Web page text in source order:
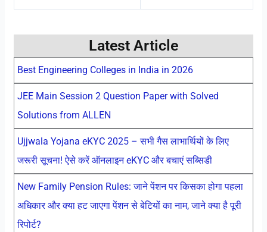
Latest Article
Best Engineering Colleges in India in 2026
JEE Main Session 2 Question Paper with Solved
Solutions from ALLEN
Ujjwala Yojana eKYC 2025 – सभी गैस लाभार्थियों के लिए
जरूरी सूचना! ऐसे करें ऑनलाइन eKYC और बचाएं सब्सिडी
New Family Pension Rules: जाने पेंशन पर किसका होगा पहला
अधिकार और क्या हट जाएगा पेंशन से बेटियों का नाम, जाने क्या है पूरी
रिपोर्ट?